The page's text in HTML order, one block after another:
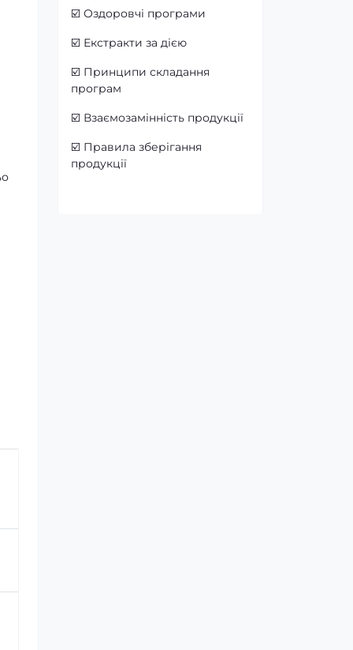
☑️ Оздоровчі програми
☑️ Екстракти за дією
☑️ Принципи складання
програм
☑️ Взаємозамінність продукції
☑️ Правила зберігання
продукції